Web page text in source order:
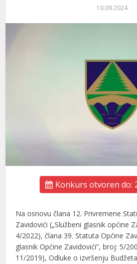
10.09.2024.
Konkurs otvoren do:
Na osnovu člana 12. Privremene
Zavidovići („Službeni glasnik općine
4/2022), člana 39. Statuta Općine
glasnik Općine Zavidovići”, broj: 5/
11/2019), Odluke o izvršenju